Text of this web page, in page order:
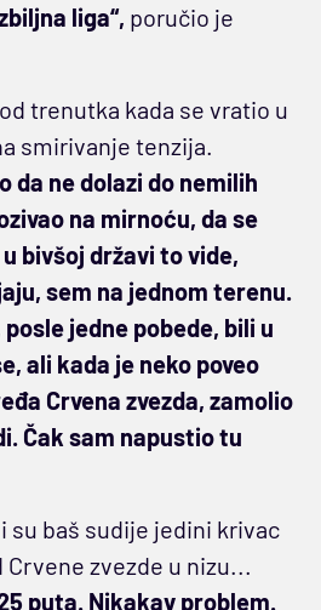
liga“, poručio je
trenutka kada se vratio u
smirivanje tenzija.
da ne dolazi do nemilih
na mirnoću, da se
bivšoj državi to vide,
sem na jednom terenu.
jedne pobede, bili u
ali kada je neko poveo
Crvena zvezda, zamolio
Čak sam napustio tu
su baš sudije jedini krivac
zvezde u nizu...
puta. Nikakav problem.